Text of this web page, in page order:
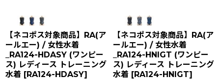
【ネコポス対象商品】RA(ア
ールエー) / 女性水着
_RA124-HDASY (ワンピー
ス) レディース トレーニング
水着 [RA124-HDASY]
【ネコポス対象商品】RA(ア
ールエー) / 女性水着
_RA124-HNIGT (ワンピー
ス) レディース トレーニング
水着 [RA124-HNIGT]